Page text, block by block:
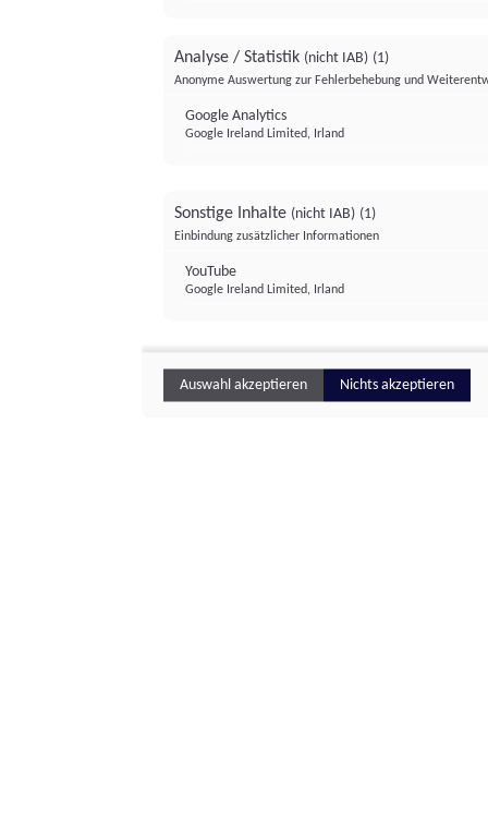
Analyse / Statistik (nicht IAB) (1)
Anonyme Auswertung zur Fehlerbehebung und
Google Analytics
Google Ireland Limited, Irland
Sonstige Inhalte (nicht IAB) (1)
Einbindung zusätzlicher Informationen
YouTube
Google Ireland Limited, Irland
Auswahl akzeptieren Nichts akzeptieren